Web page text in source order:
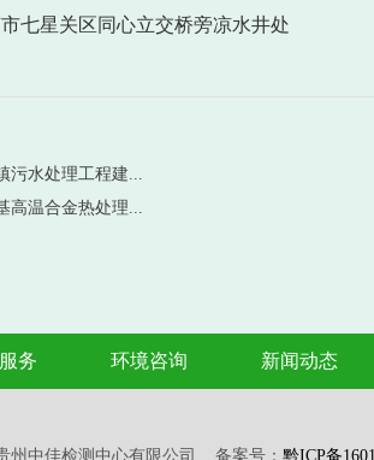
七星关区同心立交桥旁凉水井处
污水处理工程建...
高温合金热处理...
务 环境咨询 新闻动态
州中佳检测中心有限公司 备案号：黔ICP备